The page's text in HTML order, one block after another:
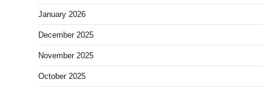
January 2026
December 2025
November 2025
October 2025